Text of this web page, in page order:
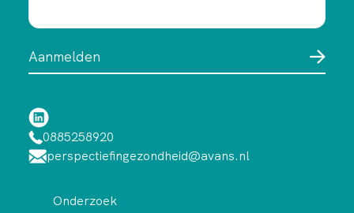
0885258920
perspectiefingezondheid@avans.nl
Onderzoek